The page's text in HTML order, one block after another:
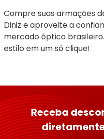
Compre suas armações
Diniz e aproveite a
mercado óptico
estilo em um só clique!
Receba